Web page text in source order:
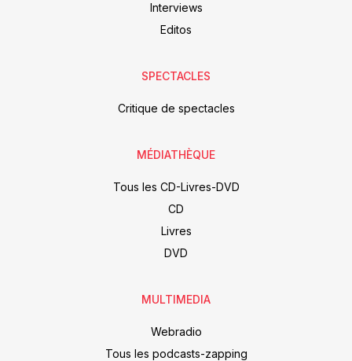
Interviews
Editos
SPECTACLES
Critique de spectacles
MÉDIATHÈQUE
Tous les CD-Livres-DVD
CD
Livres
DVD
MULTIMEDIA
Webradio
Tous les podcasts-zapping